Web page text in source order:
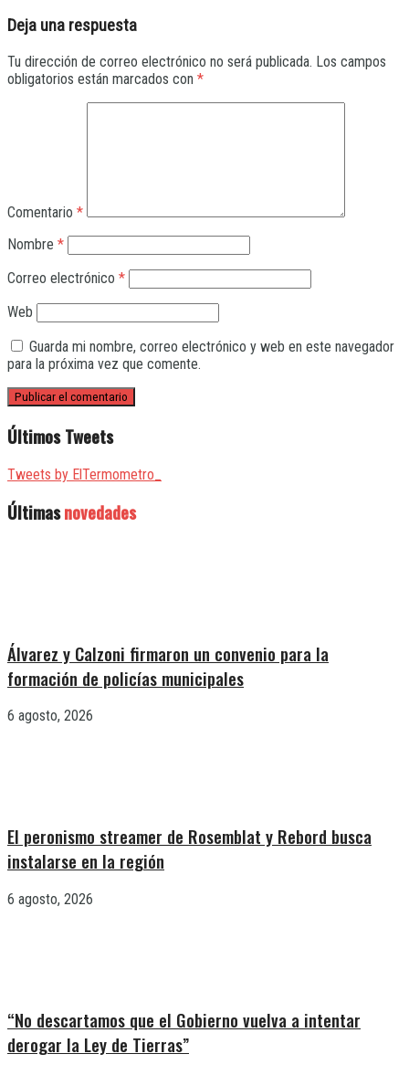
Deja una respuesta
Tu dirección de correo electrónico no será publicada. Los campos
obligatorios están marcados con *
Comentario *
Nombre *
Correo electrónico *
Web
Guarda mi nombre, correo electrónico y web en este navegador
para la próxima vez que comente.
Últimos Tweets
Tweets by ElTermometro_
Últimasnovedades
Álvarez y Calzoni firmaron un convenio para la
formación de policías municipales
6 agosto, 2026
El peronismo streamer de Rosemblat y Rebord busca
instalarse en la región
6 agosto, 2026
“No descartamos que el Gobierno vuelva a intentar
derogar la Ley de Tierras”